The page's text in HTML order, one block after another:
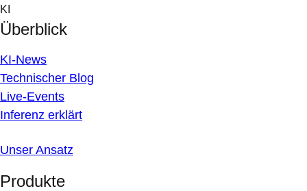
Skip
to
content
KI
Überblick
KI-News
Technischer Blog
Live-Events
Inferenz erklärt
Unser Ansatz
Produkte